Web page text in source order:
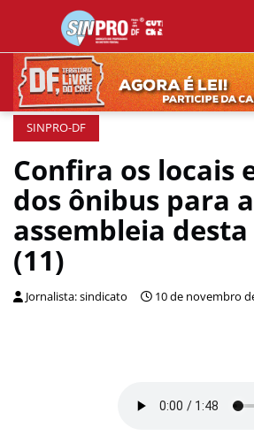
SINPRO-DF
Confira os locais
dos ônibus para a
assembleia
(11)
Jornalista: sindicato 10 de novembro